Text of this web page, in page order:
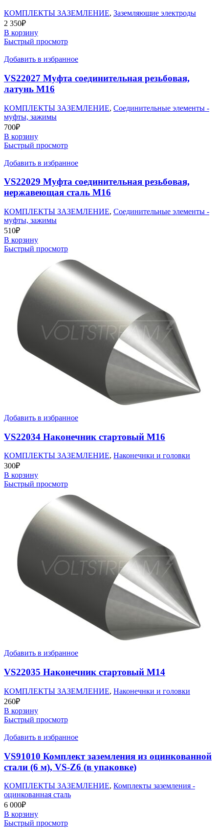
КОМПЛЕКТЫ ЗАЗЕМЛЕНИЕ, Заземляющие электроды
2 350₽
В корзину
Быстрый просмотр
Добавить в избранное
VS22027 Муфта соединительная резьбовая,
латунь М16
КОМПЛЕКТЫ ЗАЗЕМЛЕНИЕ, Соединительные элементы -
муфты, зажимы
700₽
В корзину
Быстрый просмотр
Добавить в избранное
VS22029 Муфта соединительная резьбовая,
нержавеющая сталь М16
КОМПЛЕКТЫ ЗАЗЕМЛЕНИЕ, Соединительные элементы -
муфты, зажимы
510₽
В корзину
Быстрый просмотр
Добавить в избранное
VS22034 Наконечник стартовый М16
КОМПЛЕКТЫ ЗАЗЕМЛЕНИЕ, Наконечнки и головки
300₽
В корзину
Быстрый просмотр
Добавить в избранное
VS22035 Наконечник стартовый М14
КОМПЛЕКТЫ ЗАЗЕМЛЕНИЕ, Наконечнки и головки
260₽
В корзину
Быстрый просмотр
Добавить в избранное
VS91010 Комплект заземления из оцинкованной
стали (6 м), VS-Z6 (в упаковке)
КОМПЛЕКТЫ ЗАЗЕМЛЕНИЕ, Комплекты заземления -
оцинкованная сталь
6 000₽
В корзину
Быстрый просмотр